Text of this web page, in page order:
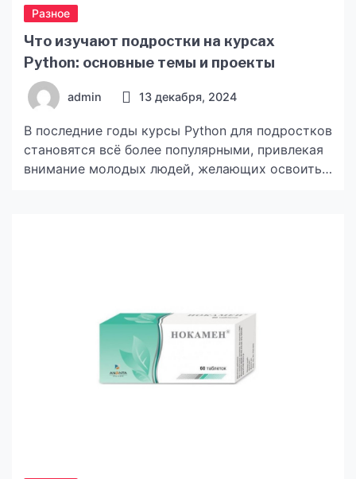
Разное
Что изучают подростки на курсах
Python: основные темы и проекты
admin 13 декабря, 2024
В последние годы курсы Python для подростков
становятся всё более популярными, привлекая
внимание молодых людей, желающих освоить